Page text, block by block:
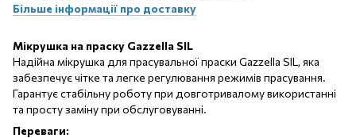
Більше інформації про доставку
Мікрушка на праску Gazzella SIL
Надійна мікрушка для прасувальної праски Gazzella SIL, яка
забезпечує чітке та легке регулювання режимів прасування.
Гарантує стабільну роботу при довготривалому використанні
та просту заміну при обслуговуванні.
Переваги: